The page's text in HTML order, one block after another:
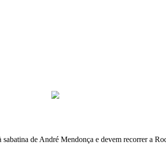
de André Mendonça e devem recorrer a